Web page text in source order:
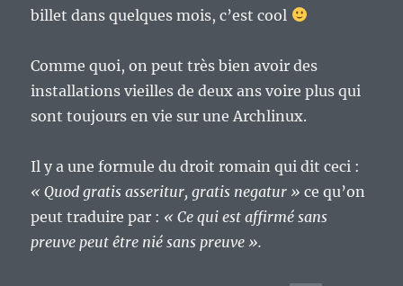
billet dans quelques mois, c’est cool
Comme quoi, on peut très bien avoir des
installations vieilles de deux ans voire plus qui
sont toujours en vie sur une Archlinux.
Il y a une formule du droit romain qui dit ceci :
« Quod gratis asseritur, gratis negatur » ce qu’on
peut traduire par : « Ce qui est affirmé sans
preuve peut être nié sans preuve ».